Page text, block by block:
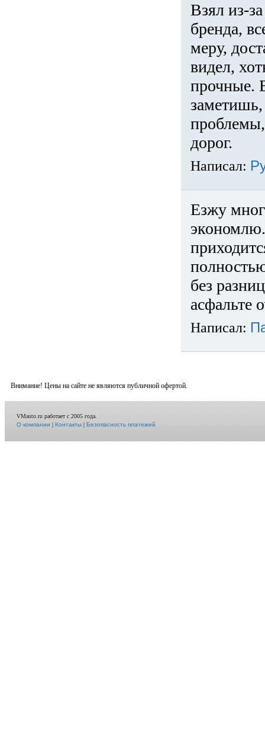
Взял из-
бренда,
меру,
видел,
прочные.
проблемы,
дорог.
Написал:
Езжу
без
асфальте
Написал:
Внимание! Цены на сайте не являются публичной офертой.
VMauto.ru работает с 2005 года.
О компании|Контакты|Безопасность платежей